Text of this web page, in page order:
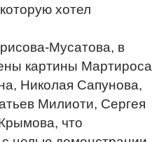
хотел
Мусатова, в
картины Мартироса
Николая Сапунова,
Милиоти, Сергея
что